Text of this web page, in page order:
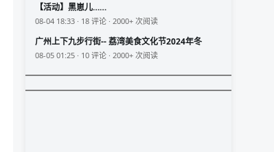
【活动】黑崽儿……
08-04 18:33 · 18 评论 · 2000+ 次阅读
广州上下九步行街-- 荔湾美食文化节2024年冬
08-05 01:25 · 10 评论 · 2000+ 次阅读